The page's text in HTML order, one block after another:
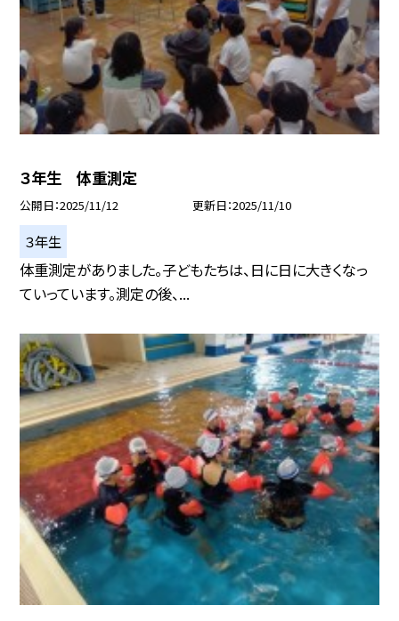
３年生 体重測定
公開日 2025/11/12 更新日 2025/11/10
３年生
体重測定がありました。子どもたちは、日に日に大きくなっ
ていっています。測定の後、...